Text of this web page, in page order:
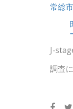
常総
J-
調査